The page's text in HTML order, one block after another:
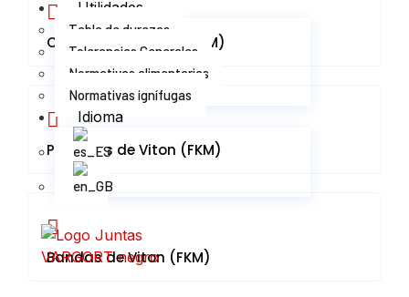
Utilidades
Tabla de durezas
Tolerancias Generales
Normativas alimentarias
Normativas ignífugas
Idioma
Cordones de Viton (FKM)
Planchas de Viton (FKM)
Bandas de Viton (FKM)